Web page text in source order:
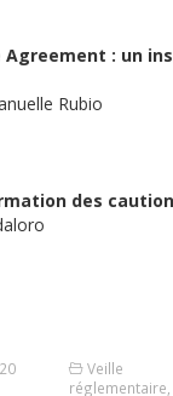
Agreement : un
Rubio
des
Veille
réglementaire